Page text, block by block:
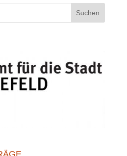
Suchen